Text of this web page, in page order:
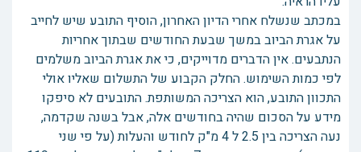
במכתב שנשלח אחרי הדיון האחרון, הוסיף התובע שיש לחייב
על אגרת הביוב במשך שבעת החודשים שבתוך אחריות
הנתבעים. אין הדברים מדוייקים, כי את אגרת הביוב משלמים
לפי כמות השימוש. החלק הקבוע של התשלום שאליו אולי
התכוון התובע, הוא הצריכה המשותפת. התובעים לא סיפקו
מידע על הסכום שהיה בחודשים אלה, אבל בשנה שקדמה,
נעה הצריכה בין 2.5 ל 4 מ"ק לחודש והעלות (על פי שני